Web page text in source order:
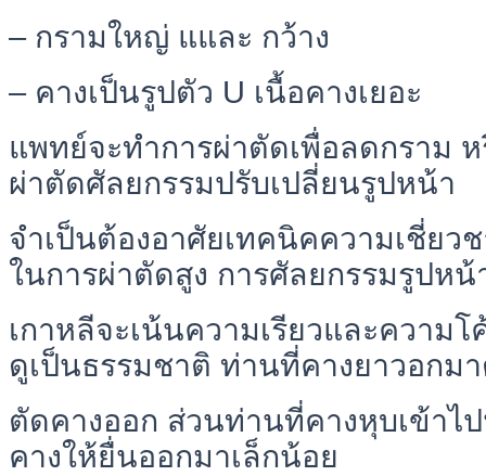
– กรามใหญ่ แและ กว้าง
– คางเป็นรูปตัว U เนื้อคางเยอะ
แพทย์จะทำการผ่าตัดเพื่อลดกราม
ผ่าตัดศัลยกรรมปรับเปลี่ยนรูปหน้า
จำเป็นต้องอาศัยเทคนิคความเชี่ย
ในการผ่าตัดสูง การศัลยกรรมรูปหน้
เกาหลีจะเน้นความเรียวและความ
ดูเป็นธรรมชาติ ท่านที่คางยาวอกม
ตัดคางออก ส่วนท่านที่คางหุบเข้าไ
คางให้ยื่นออกมาเล็กน้อย